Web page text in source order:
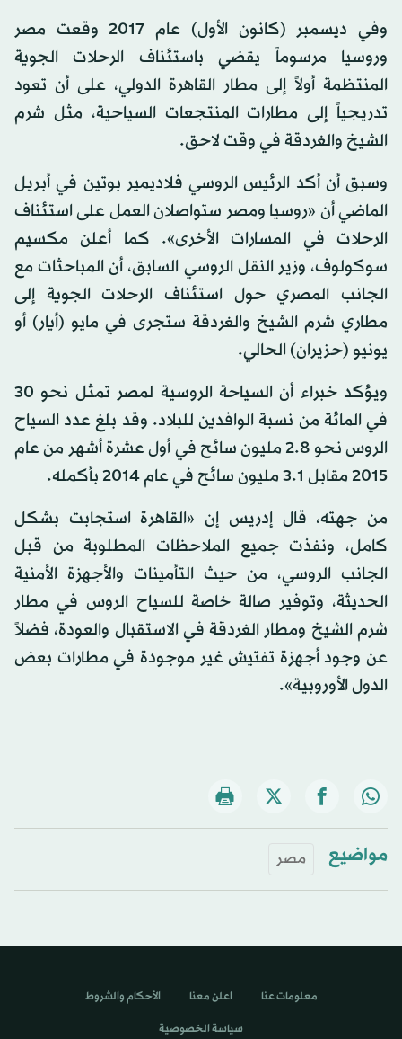
وفي ديسمبر (كانون الأول) عام 2017 وقعت مصر
وروسيا مرسوماً يقضي باستئناف الرحلات الجوية
المنتظمة أولاً إلى مطار القاهرة الدولي، على أن تعود
تدريجياً إلى مطارات المنتجعات السياحية، مثل شرم
الشيخ والغردقة في وقت لاحق.
وسبق أن أكد الرئيس الروسي فلاديمير بوتين في أبريل
الماضي أن «روسيا ومصر ستواصلان العمل على استئناف
الرحلات في المسارات الأخرى». كما أعلن مكسيم
سوكولوف، وزير النقل الروسي السابق، أن المباحثات مع
الجانب المصري حول استئناف الرحلات الجوية إلى
مطاري شرم الشيخ والغردقة ستجرى في مايو (أيار) أو
يونيو (حزيران) الحالي.
ويؤكد خبراء أن السياحة الروسية لمصر تمثل نحو 30
في المائة من نسبة الوافدين للبلاد. وقد بلغ عدد السياح
الروس نحو 2.8 مليون سائح في أول عشرة أشهر من عام
2015 مقابل 3.1 مليون سائح في عام 2014 بأكمله.
من جهته، قال إدريس إن «القاهرة استجابت بشكل
كامل، ونفذت جميع الملاحظات المطلوبة من قبل
الجانب الروسي، من حيث التأمينات والأجهزة الأمنية
الحديثة، وتوفير صالة خاصة للسياح الروس في مطار
شرم الشيخ ومطار الغردقة في الاستقبال والعودة، فضلاً
عن وجود أجهزة تفتيش غير موجودة في مطارات بعض
الدول الأوروبية».
مواضيع مصر
معلومات عنا اعلن معنا الأحكام والشروط
سياسة الخصوصية